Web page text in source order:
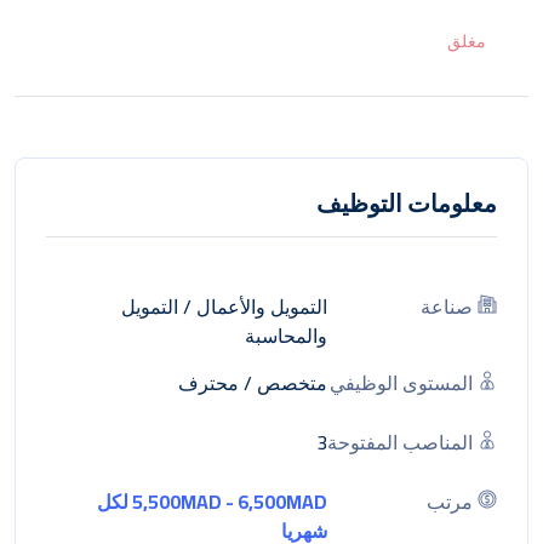
مغلق
معلومات التوظيف
صناعة التمويل والأعمال/التمويل
والمحاسبة
المستوى الوظيفيمتخصص / محترف
المناصب المفتوحة3
مرتب
5,500MAD - 6,500MAD لكل
شهريا